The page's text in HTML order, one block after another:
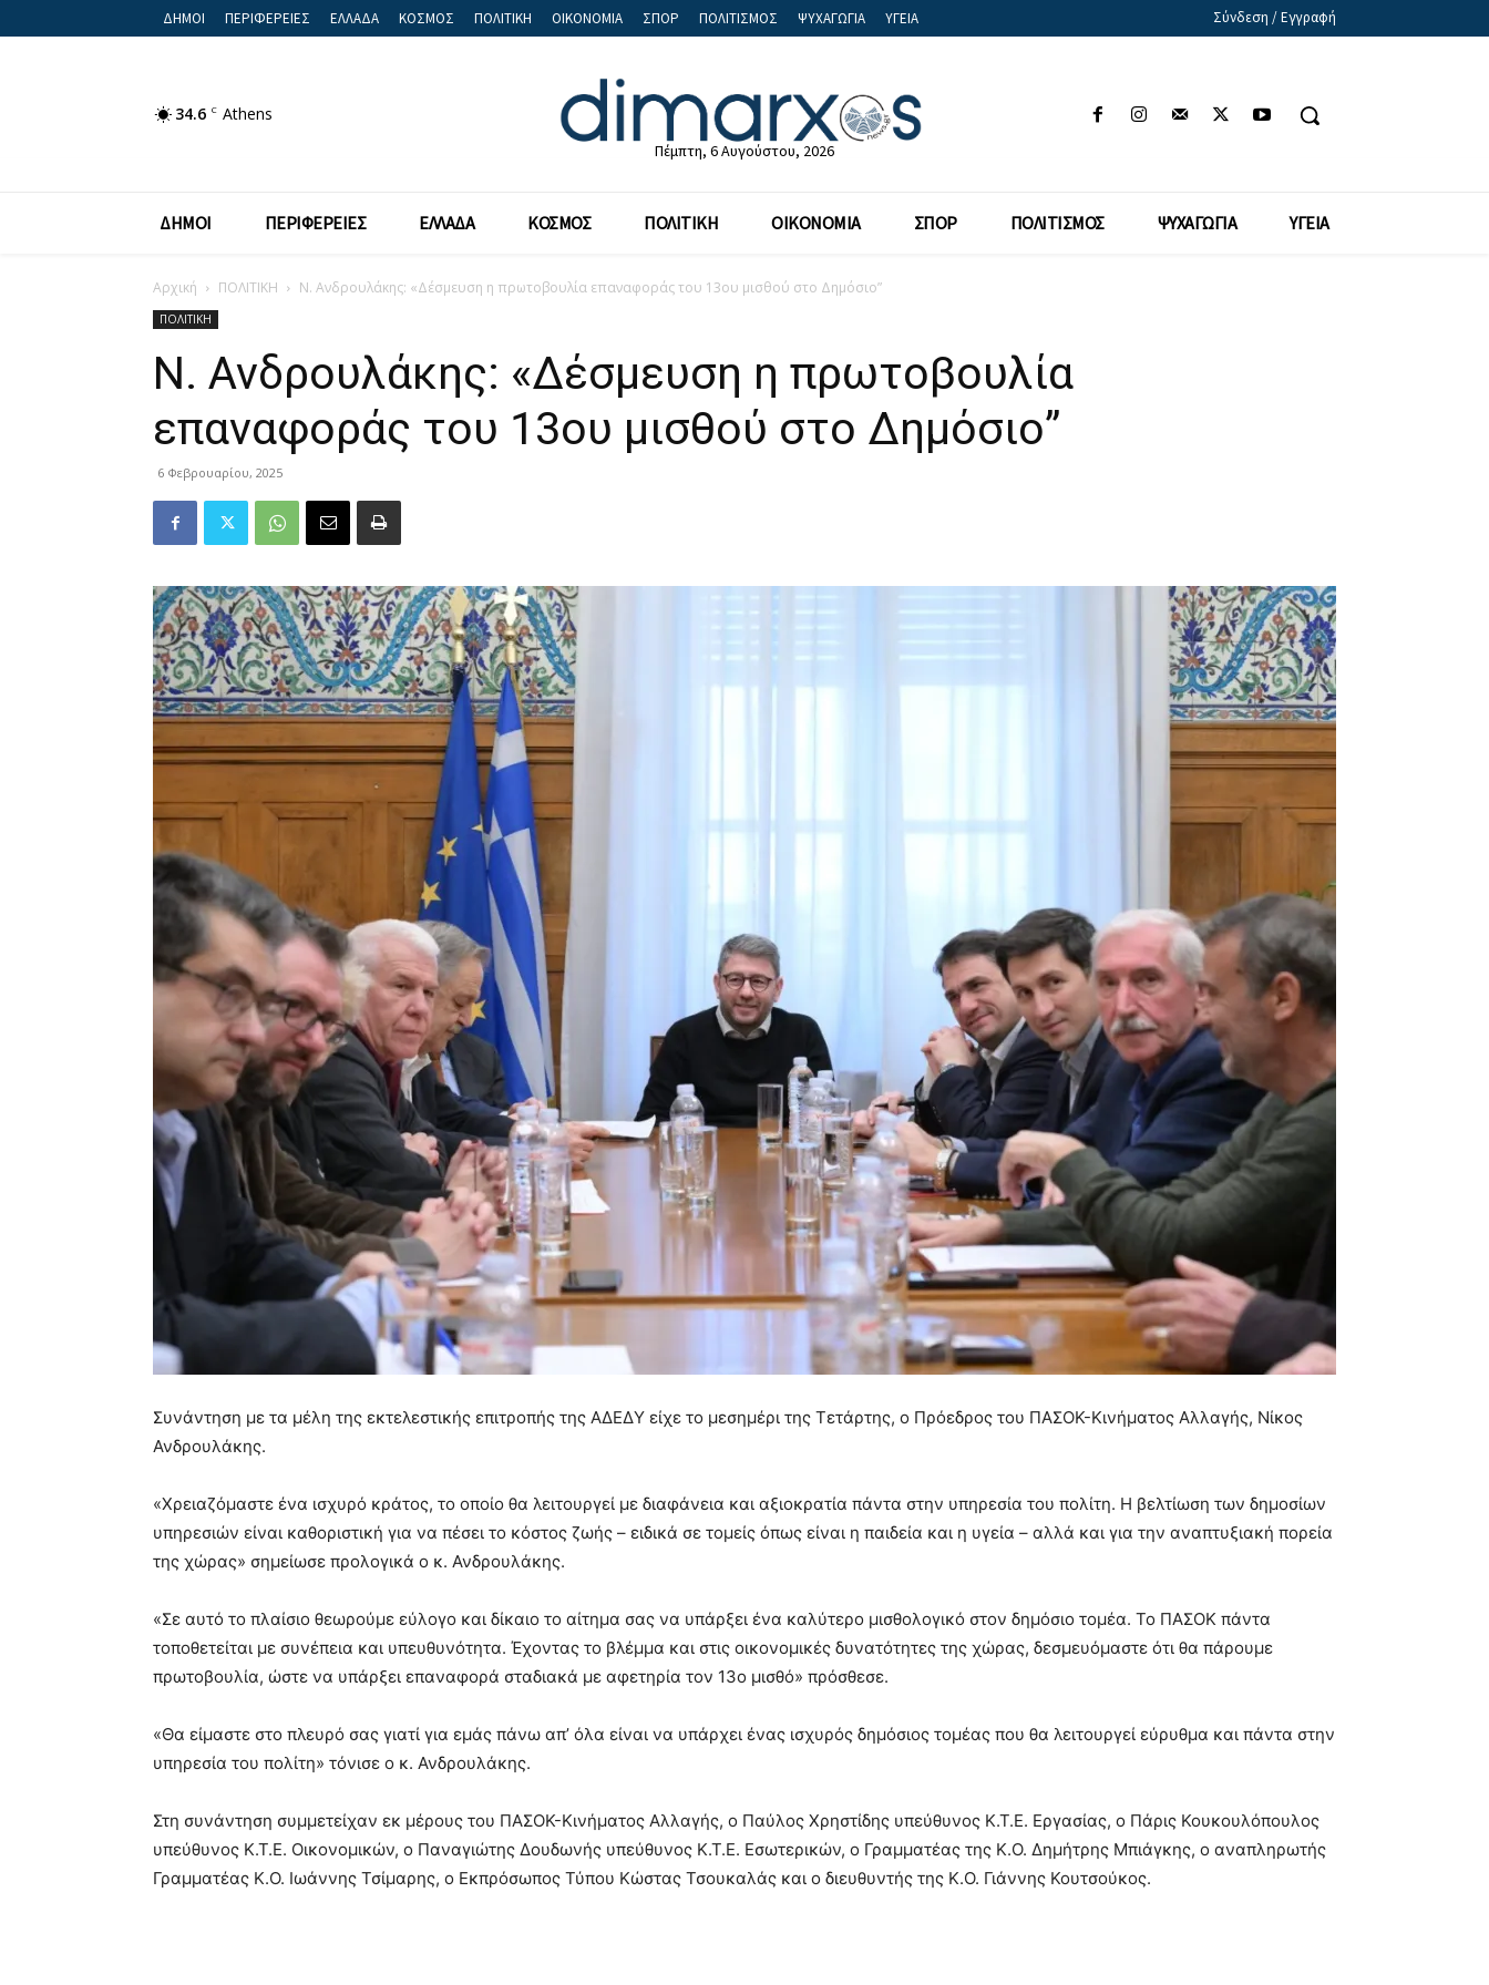
ΔΗΜΟΙ ΠΕΡΙΦΕΡΕΙΕΣ ΕΛΛΑΔΑ ΚΟΣΜΟΣ ΠΟΛΙΤΙΚΗ ΟΙΚΟΝΟΜΙΑ ΣΠΟΡ ΠΟΛΙΤΙΣΜΟΣ ΨΥΧΑΓΩΓΙΑ ΥΓΕΙΑ Σύνδεση / Εγγραφή
34.6 C Athens
Πέμπτη, 6 Αυγούστου, 2026
ΔΗΜΟΙ ΠΕΡΙΦΕΡΕΙΕΣ ΕΛΛΑΔΑ ΚΟΣΜΟΣ ΠΟΛΙΤΙΚΗ ΟΙΚΟΝΟΜΙΑ ΣΠΟΡ ΠΟΛΙΤΙΣΜΟΣ ΨΥΧΑΓΩΓΙΑ ΥΓΕΙΑ
Αρχική ΠΟΛΙΤΙΚΗ N. Ανδρουλάκης: «Δέσμευση η πρωτοβουλία επαναφοράς του 13ου μισθού στο Δημόσιο”
ΠΟΛΙΤΙΚΗ
N. Ανδρουλάκης: «Δέσμευση η πρωτοβουλία
επαναφοράς του 13ου μισθού στο Δημόσιο”
6 Φεβρουαρίου, 2025
Συνάντηση με τα μέλη της εκτελεστικής επιτροπής της ΑΔΕΔΥ είχε το μεσημέρι της Τετάρτης, ο Πρόεδρος του ΠΑΣΟΚ-Κινήματος Αλλαγής, Νίκος
Ανδρουλάκης.
«Χρειαζόμαστε ένα ισχυρό κράτος, το οποίο θα λειτουργεί με διαφάνεια και αξιοκρατία πάντα στην υπηρεσία του πολίτη. Η βελτίωση των δημοσίων
υπηρεσιών είναι καθοριστική για να πέσει το κόστος ζωής – ειδικά σε τομείς όπως είναι η παιδεία και η υγεία – αλλά και για την αναπτυξιακή πορεία
της χώρας» σημείωσε προλογικά ο κ. Ανδρουλάκης.
«Σε αυτό το πλαίσιο θεωρούμε εύλογο και δίκαιο το αίτημα σας να υπάρξει ένα καλύτερο μισθολογικό στον δημόσιο τομέα. Το ΠΑΣΟΚ πάντα
τοποθετείται με συνέπεια και υπευθυνότητα. Έχοντας το βλέμμα και στις οικονομικές δυνατότητες της χώρας, δεσμευόμαστε ότι θα πάρουμε
πρωτοβουλία, ώστε να υπάρξει επαναφορά σταδιακά με αφετηρία τον 13ο μισθό» πρόσθεσε.
«Θα είμαστε στο πλευρό σας γιατί για εμάς πάνω απ’ όλα είναι να υπάρχει ένας ισχυρός δημόσιος τομέας που θα λειτουργεί εύρυθμα και πάντα στην
υπηρεσία του πολίτη» τόνισε ο κ. Ανδρουλάκης.
Στη συνάντηση συμμετείχαν εκ μέρους του ΠΑΣΟΚ-Κινήματος Αλλαγής, ο Παύλος Χρηστίδης υπεύθυνος Κ.Τ.Ε. Εργασίας, ο Πάρις Κουκουλόπουλος
υπεύθυνος Κ.Τ.Ε. Οικονομικών, ο Παναγιώτης Δουδωνής υπεύθυνος Κ.Τ.Ε. Εσωτερικών, ο Γραμματέας της Κ.Ο. Δημήτρης Μπιάγκης, ο αναπληρωτής
Γραμματέας Κ.Ο. Ιωάννης Τσίμαρης, ο Εκπρόσωπος Τύπου Κώστας Τσουκαλάς και ο διευθυντής της Κ.Ο. Γιάννης Κουτσούκος.